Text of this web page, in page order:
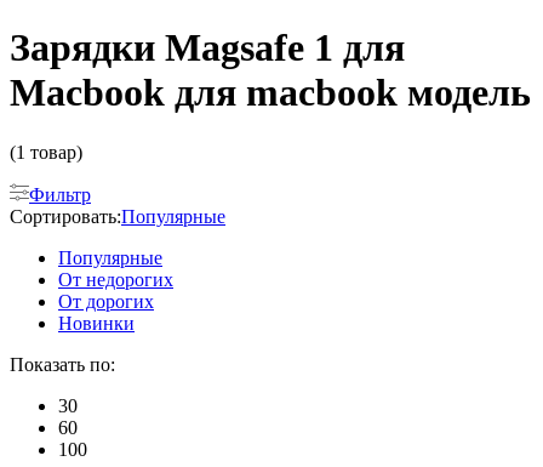
Зарядки Magsafe 1 для
Macbook для macbook модель
(1 товар)
Фильтр
Сортировать:Популярные
Популярные
От недорогих
От дорогих
Новинки
Показать по:
30
60
100